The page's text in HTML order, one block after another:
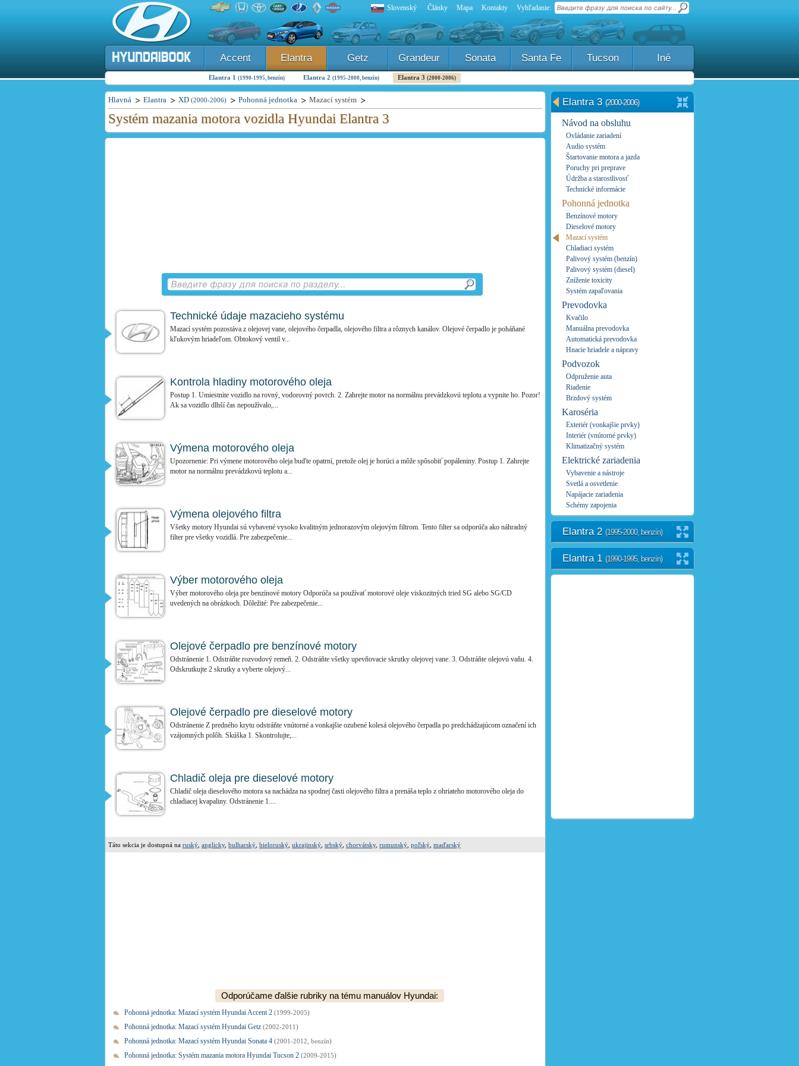
Slovenský Články Mapa Kontakty Vyhľadanie:
Accent Elantra Getz Grandeur Sonata Santa Fe Tucson Iné
Elantra 1 (1990-1995, benzín) Elantra 2 (1995-2000, benzín) Elantra 3 (2000-2006)
Hlavná Elantra XD (2000-2006) Pohonná jednotka Mazací systém
Systém mazania motora vozidla Hyundai Elantra 3
Technické údaje mazacieho systému
Mazací systém pozostáva z olejovej vane, olejového čerpadla, olejového filtra a rôznych kanálov. Olejové čerpadlo je poháňané
kľukovým hriadeľom. Obtokový ventil v...
Kontrola hladiny motorového oleja
Postup 1. Umiestnite vozidlo na rovný, vodorovný povrch. 2. Zahrejte motor na normálnu prevádzkovú teplotu a vypnite ho. Pozor!
Ak sa vozidlo dlhší čas nepoužívalo,...
Výmena motorového oleja
Upozornenie: Pri výmene motorového oleja buďte opatrní, pretože olej je horúci a môže spôsobiť popáleniny. Postup 1. Zahrejte
motor na normálnu prevádzkovú teplotu a...
Výmena olejového filtra
Všetky motory Hyundai sú vybavené vysoko kvalitným jednorazovým olejovým filtrom. Tento filter sa odporúča ako náhradný
filter pre všetky vozidlá. Pre zabezpečenie...
Výber motorového oleja
Výber motorového oleja pre benzínové motory Odporúča sa používať motorové oleje viskozitných tried SG alebo SG/CD
uvedených na obrázkoch. Dôležité: Pre zabezpečenie...
Olejové čerpadlo pre benzínové motory
Odstránenie 1. Odstráňte rozvodový remeň. 2. Odstráňte všetky upevňovacie skrutky olejovej vane. 3. Odstráňte olejovú vaňu. 4.
Odskrutkujte 2 skrutky a vyberte olejový...
Olejové čerpadlo pre dieselové motory
Odstránenie Z predného krytu odstráňte vnútorné a vonkajšie ozubené kolesá olejového čerpadla po predchádzajúcom označení ich
vzájomných polôh. Skúška 1. Skontrolujte,...
Chladič oleja pre dieselové motory
Chladič oleja dieselového motora sa nachádza na spodnej časti olejového filtra a prenáša teplo z ohriateho motorového oleja do
chladiacej kvapaliny. Odstránenie 1....
Táto sekcia je dostupná na ruský anglicky, bulharský bieloruský ukrajinský srbský chorvátsky, rumunský poľský maďarský
Odporúčame ďalšie rubriky na tému manuálov Hyundai:
Pohonná jednotka: Mazací systém Hyundai Accent 2 (1999-2005)
Pohonná jednotka: Mazací systém Hyundai Getz (2002-2011)
Pohonná jednotka: Mazací systém Hyundai Sonata 4 (2001-2012, benzín)
Pohonná jednotka: Systém mazania motora Hyundai Tucson 2 (2009-2015)
Elantra 3 (2000-2006)
Návod na obsluhu
Ovládanie zariadení
Audio systém
Štartovanie motora a jazda
Poruchy pri preprave
Údržba a starostlivosť
Technické informácie
Pohonná jednotka
Benzínové motory
Dieselové motory
Mazací systém
Chladiaci systém
Palivový systém (benzín)
Palivový systém (diesel)
Zníženie toxicity
Systém zapaľovania
Prevodovka
Kvačilo
Manuálna prevodovka
Automatická prevodovka
Hnacie hriadele a nápravy
Podvozok
Odpruženie auta
Riadenie
Brzdový systém
Karoséria
Exteriér (vonkajšie prvky)
Interiér (vnútorné prvky)
Klimatizačný systém
Elektrické zariadenia
Vybavenie a nástroje
Svetlá a osvetlenie
Napájacie zariadenia
Schémy zapojenia
Elantra 2 (1995-2000, benzín)
Elantra 1 (1990-1995, benzín)